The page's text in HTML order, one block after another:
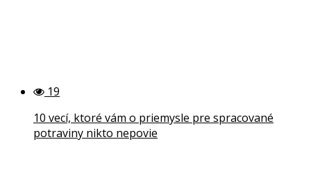
19
10 vecí, ktoré vám o priemysle pre spracované
potraviny nikto nepovie